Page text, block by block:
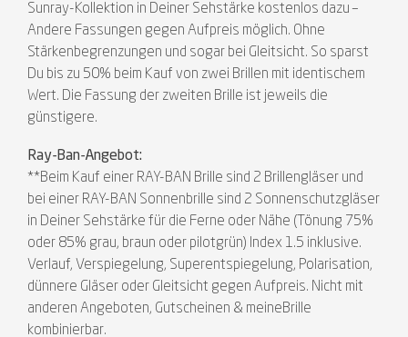
Sunray-Kollektion in Deiner Sehstärke kostenlos dazu –
Andere Fassungen gegen Aufpreis möglich. Ohne
Stärkenbegrenzungen und sogar bei Gleitsicht. So sparst
Du bis zu 50% beim Kauf von zwei Brillen mit identischem
Wert. Die Fassung der zweiten Brille ist jeweils die
günstigere.
Ray-Ban-Angebot:
**Beim Kauf einer RAY-BAN Brille sind 2 Brillengläser und
bei einer RAY-BAN Sonnenbrille sind 2 Sonnenschutzgläser
in Deiner Sehstärke für die Ferne oder Nähe (Tönung 75%
oder 85% grau, braun oder pilotgrün) Index 1.5 inklusive.
Verlauf, Verspiegelung, Superentspiegelung, Polarisation,
dünnere Gläser oder Gleitsicht gegen Aufpreis. Nicht mit
anderen Angeboten, Gutscheinen & meineBrille
kombinierbar.